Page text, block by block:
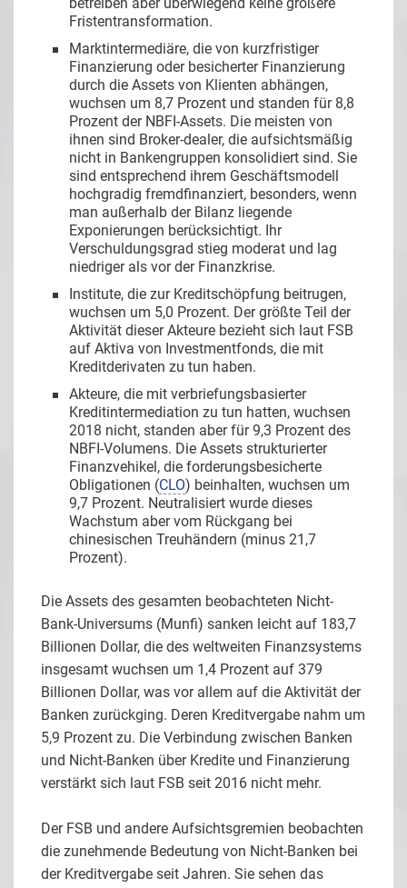
betreiben aber überwiegend keine größere
Fristentransformation.
Marktintermediäre, die von kurzfristiger
Finanzierung oder besicherter Finanzierung
durch die Assets von Klienten abhängen,
wuchsen um 8,7 Prozent und standen für 8,8
Prozent der NBFI-Assets. Die meisten von
ihnen sind Broker-dealer, die aufsichtsmäßig
nicht in Bankengruppen konsolidiert sind. Sie
sind entsprechend ihrem Geschäftsmodell
hochgradig fremdfinanziert, besonders, wenn
man außerhalb der Bilanz liegende
Exponierungen berücksichtigt. Ihr
Verschuldungsgrad stieg moderat und lag
niedriger als vor der Finanzkrise.
Institute, die zur Kreditschöpfung beitrugen,
wuchsen um 5,0 Prozent. Der größte Teil der
Aktivität dieser Akteure bezieht sich laut FSB
auf Aktiva von Investmentfonds, die mit
Kreditderivaten zu tun haben.
Akteure, die mit verbriefungsbasierter
Kreditintermediation zu tun hatten, wuchsen
2018 nicht, standen aber für 9,3 Prozent des
NBFI-Volumens. Die Assets strukturierter
Finanzvehikel, die forderungsbesicherte
Obligationen (CLO) beinhalten, wuchsen um
9,7 Prozent. Neutralisiert wurde dieses
Wachstum aber vom Rückgang bei
chinesischen Treuhändern (minus 21,7
Prozent).
Die Assets des gesamten beobachteten Nicht-
Bank-Universums (Munfi) sanken leicht auf 183,7
Billionen Dollar, die des weltweiten Finanzsystems
insgesamt wuchsen um 1,4 Prozent auf 379
Billionen Dollar, was vor allem auf die Aktivität der
Banken zurückging. Deren Kreditvergabe nahm um
5,9 Prozent zu. Die Verbindung zwischen Banken
und Nicht-Banken über Kredite und Finanzierung
verstärkt sich laut FSB seit 2016 nicht mehr.
Der FSB und andere Aufsichtsgremien beobachten
die zunehmende Bedeutung von Nicht-Banken bei
der Kreditvergabe seit Jahren. Sie sehen das